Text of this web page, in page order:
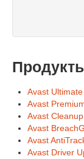
Avast Ultimate
Avast
Avast
Avast
Avast
Avast Driver